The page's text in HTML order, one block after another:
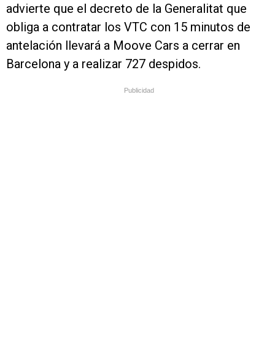
advierte que el decreto de la Generalitat que
obliga a contratar los VTC con 15 minutos de
antelación llevará a Moove Cars a cerrar en
Barcelona y a realizar 727 despidos.
Publicidad